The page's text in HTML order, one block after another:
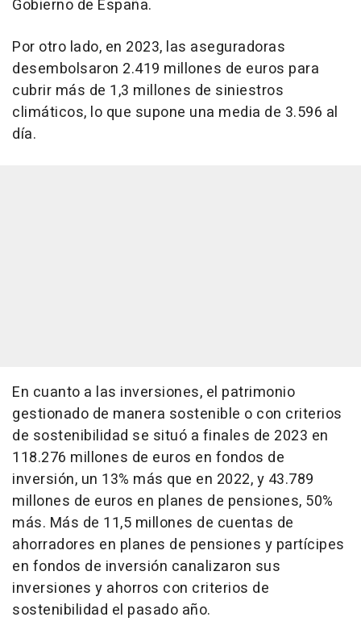
Gobierno de España.
Por otro lado, en 2023, las aseguradoras
desembolsaron 2.419 millones de euros para
cubrir más de 1,3 millones de siniestros
climáticos, lo que supone una media de 3.596 al
día.
En cuanto a las inversiones, el patrimonio
gestionado de manera sostenible o con criterios
de sostenibilidad se situó a finales de 2023 en
118.276 millones de euros en fondos de
inversión, un 13% más que en 2022, y 43.789
millones de euros en planes de pensiones, 50%
más. Más de 11,5 millones de cuentas de
ahorradores en planes de pensiones y partícipes
en fondos de inversión canalizaron sus
inversiones y ahorros con criterios de
sostenibilidad el pasado año.